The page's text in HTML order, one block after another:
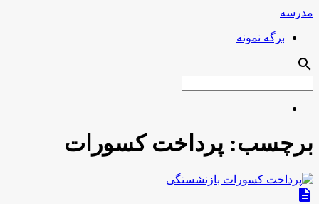
مدرسه
برگه نمونه
search
برچسب: پرداخت کسورات
description